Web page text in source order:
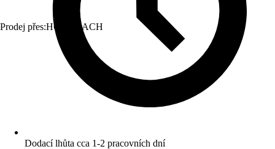
Prodej přes:HORNBACH
Dodací lhůta cca 1-2 pracovních dní